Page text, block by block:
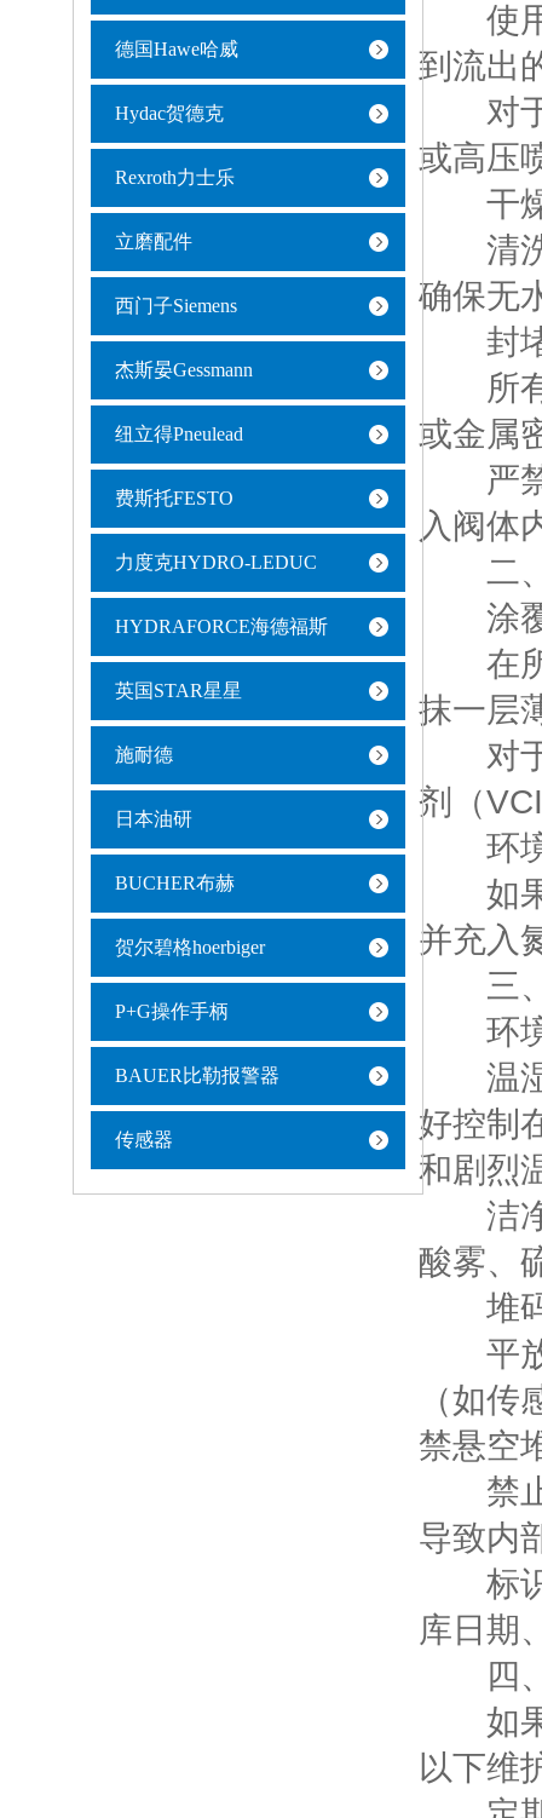
德国Hawe哈威
Hydac贺德克
Rexroth力士乐
立磨配件
西门子Siemens
杰斯晏Gessmann
纽立得Pneulead
费斯托FESTO
力度克HYDRO-LEDUC
HYDRAFORCE海德福斯
英国STAR星星
施耐德
日本油研
BUCHER布赫
贺尔碧格hoerbiger
P+G操作手柄
BAUER比勒报警器
传感器
使用
到流出
对于
或高压
干燥
清洗
确保无
封堵
所有
或金属
严禁
入阀体
二、
涂覆
在所
抹一层
对于
剂（
环境
如果
并充入
三、
环境
温湿
好控制
和剧烈
洁净
酸雾、
堆码
平放
（如
禁悬空
禁止
导致内
标识
库日期
四、
如果
以下维